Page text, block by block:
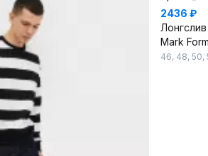
2436 ₽
Лонгслив
Mark
46, 48, 50,